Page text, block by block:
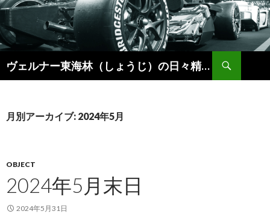
ヴェルナー東海林（しょうじ）の日々精進。
索
ン
キ
ッ
プ
月別アーカイブ: 2024年5月
OBJECT
2024年5月末日
2024年5月31日